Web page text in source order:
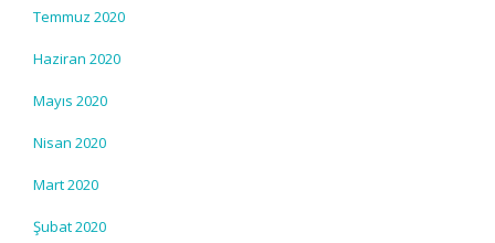
Temmuz 2020
Haziran 2020
Mayıs 2020
Nisan 2020
Mart 2020
Şubat 2020